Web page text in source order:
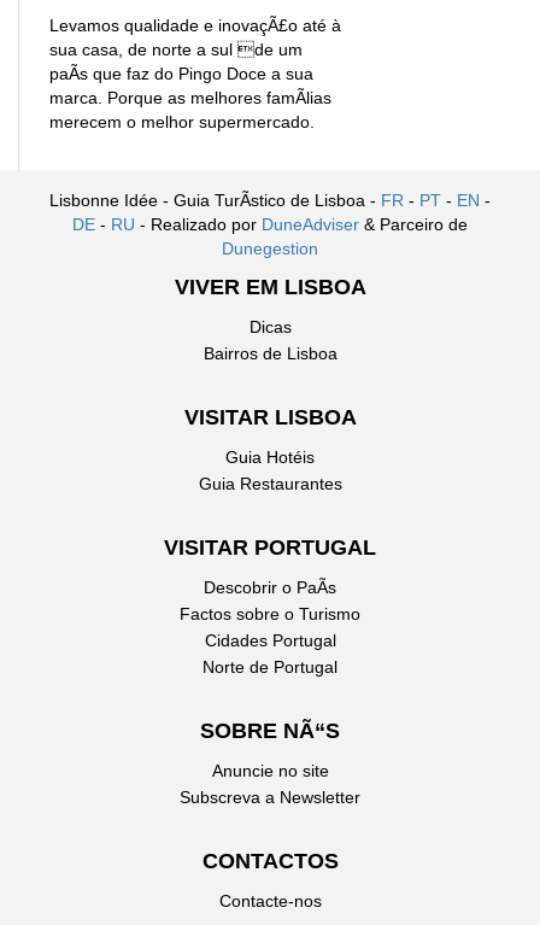
Levamos qualidade e inovaçÃ£o até à
sua casa, de norte a sul de um
paÃ­s que faz do Pingo Doce a sua
marca. Porque as melhores famÃ­lias
merecem o melhor supermercado.
Lisbonne Idée - Guia TurÃ­stico de Lisboa - FR - PT - EN -
DE - RU - Realizado por DuneAdviser & Parceiro de
Dunegestion
VIVER EM LISBOA
Dicas
Bairros de Lisboa
VISITAR LISBOA
Guia Hotéis
Guia Restaurantes
VISITAR PORTUGAL
Descobrir o PaÃ­s
Factos sobre o Turismo
Cidades Portugal
Norte de Portugal
SOBRE NÃ“S
Anuncie no site
Subscreva a Newsletter
CONTACTOS
Contacte-nos